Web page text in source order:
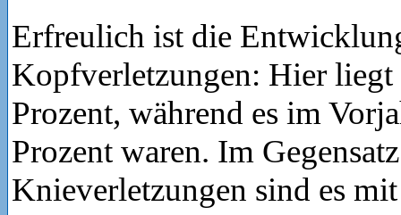
Erfreulich ist die
Kopfverletzungen: Hier
Prozent, während es im
Prozent waren. Im
Knieverletzungen sind es